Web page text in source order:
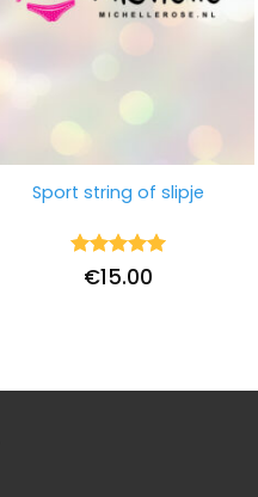
Sport string of slipje
Waardering
uit 5
€15.00